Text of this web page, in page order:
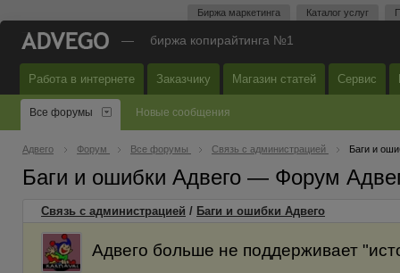
Биржа маркетинга Каталог услуг
— биржа копирайтинга №1
Работа в интернете Заказчику Магазин статей Сервис
Все форумы Новые сообщения
Адвего Форум Все форумы Связь с администрацией Баги и
Баги и ошибки Адвего — Форум
Связь с администрацией / Баги и ошибки Адвего
Адвего больше не поддерживает